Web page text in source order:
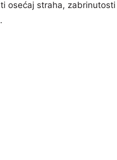
osećaj straha, zabrinutosti